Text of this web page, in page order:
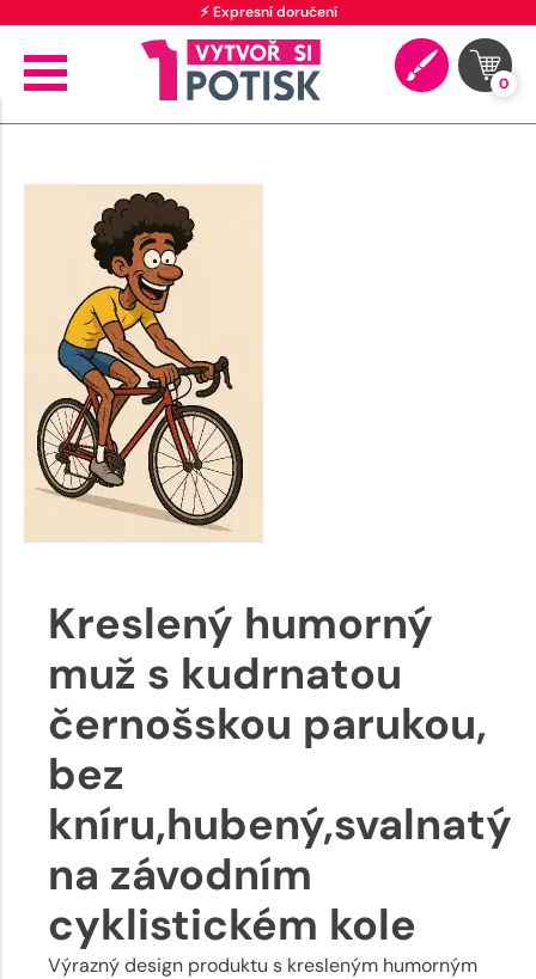
⚡ Expresní doručení
0
Kreslený humorný
muž s kudrnatou
černošskou parukou,
bez
kníru,hubený,svalnatý
na závodním
cyklistickém kole
Výrazný design produktu s kresleným humorným